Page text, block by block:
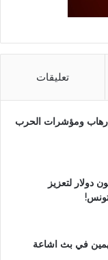
تعليقات
ومؤشرات الحرب
تتجاوز 1.5 مليون دولار لتعزيز
تونس!
متهمين في بث اشاعة